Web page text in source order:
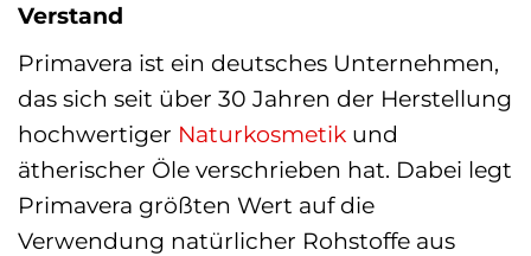
Verstand
Primavera ist ein deutsches Unternehmen,
das sich seit über 30 Jahren der Herstellung
hochwertiger Naturkosmetik und
ätherischer Öle verschrieben hat. Dabei legt
Primavera größten Wert auf die
Verwendung natürlicher Rohstoffe aus